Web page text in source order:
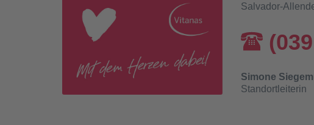
Salvador-
Simone
Standortleiterin